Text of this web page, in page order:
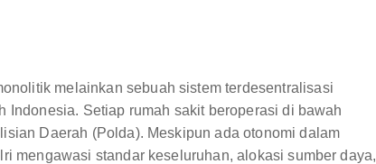
melainkan sebuah sistem terdesentralisasi
Setiap rumah sakit beroperasi di bawah
Daerah (Polda). Meskipun ada otonomi dalam
mengawasi standar keseluruhan, alokasi sumber daya,